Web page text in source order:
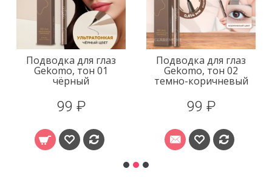
Подводка для глаз
Gekomo, тон 01
чёрный
99 ₽
Подводка для глаз
Gekomo, тон 02
темно-коричневый
99 ₽